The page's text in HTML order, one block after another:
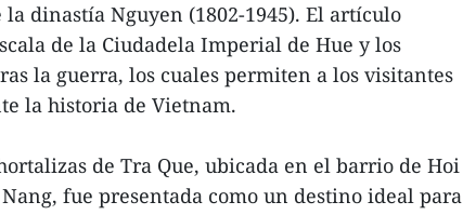
dinastía Nguyen (1802-1945). El artículo
de la Ciudadela Imperial de Hue y los
la guerra, los cuales permiten a los visitantes
la historia de Vietnam.
de Tra Que, ubicada en el barrio de Hoi
fue presentada como un destino ideal para